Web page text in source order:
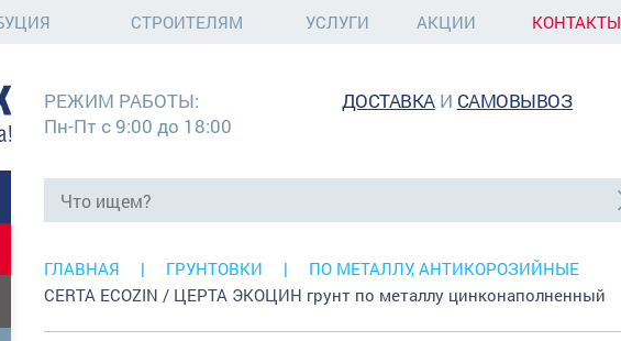
СТРОИТЕЛЯМ УСЛУГИ АКЦИИ КОНТАКТЫ
РЕЖИМ РАБОТЫ:
Пн-Пт с 9:00 до 18:00
ДОСТАВКАИ САМОВЫВОЗ
ГЛАВНАЯ ГРУНТОВКИ
ПО МЕТАЛЛУ, АНТИКОРОЗИЙНЫЕ
CERTA ECOZIN / ЦЕРТА ЭКОЦИН грунт по металлу цинконаполненный